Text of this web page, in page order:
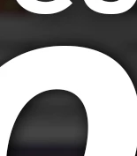
con válvula nueva en